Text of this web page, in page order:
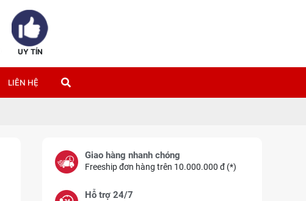
UY TÍN
LIÊN HỆ
Giao hàng nhanh chóng
Freeship đơn hàng trên 10.000.000 đ (*)
Hỗ trợ 24/7